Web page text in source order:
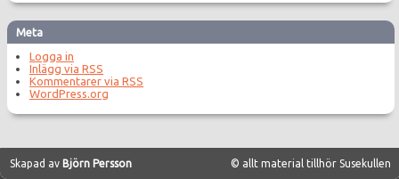
Meta
Logga in
Inlägg via RSS
Kommentarer via RSS
WordPress.org
© allt material tillhör Susekullen
Skapad av Björn Persson